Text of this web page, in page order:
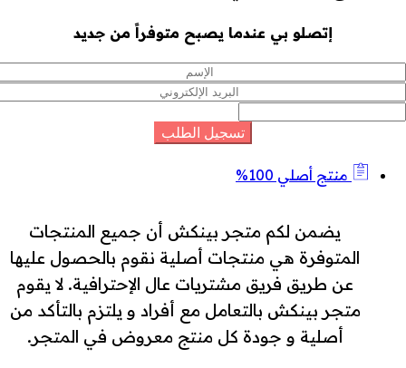
إتصلو بي عندما يصبح متوفراً من جديد
منتج أصلي 100%
يضمن لكم متجر بينكش أن جميع المنتجات
المتوفرة هي منتجات أصلية نقوم بالحصول عليها
عن طريق فريق مشتريات عال الإحترافية. لا يقوم
متجر بينكش بالتعامل مع أفراد و يلتزم بالتأكد من
أصلية و جودة كل منتج معروض في المتجر.